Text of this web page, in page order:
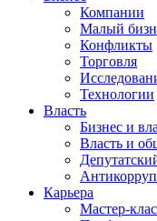
Компании
Малый
Конфликты
Торговля
Технологии
Власть
Бизнес и
Власть и
Карьера
Мастер-